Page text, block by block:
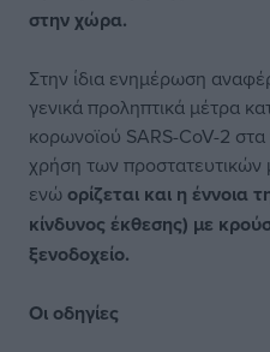
στην χώρα.
Στην ίδια ενημέρωση
γενικά προληπτικά μέτρα
κορωνοϊού SARS-CoV-2 στα
χρήση των προστατευτικών
ενώ ορίζεται και η
κίνδυνος έκθεσης) με
ξενοδοχείο.
Οι οδηγίες